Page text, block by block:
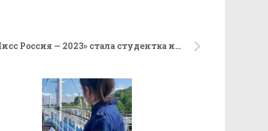
Обладательницей титула «Мисс Россия — 2023» стала студентка из Санкт-Петербурга Маргарита Голубева